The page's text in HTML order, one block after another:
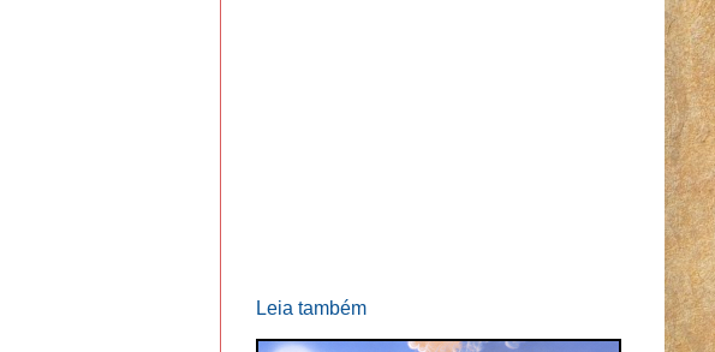
Leia também